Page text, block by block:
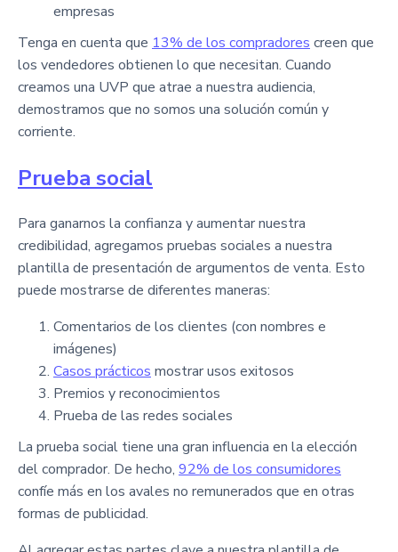
empresas
Tenga en cuenta que 13% de los compradores creen que
los vendedores obtienen lo que necesitan. Cuando
creamos una UVP que atrae a nuestra audiencia,
demostramos que no somos una solución común y
corriente.
Prueba social
Para ganarnos la confianza y aumentar nuestra
credibilidad, agregamos pruebas sociales a nuestra
plantilla de presentación de argumentos de venta. Esto
puede mostrarse de diferentes maneras:
Comentarios de los clientes (con nombres e
imágenes)
Casos prácticos mostrar usos exitosos
Premios y reconocimientos
Prueba de las redes sociales
La prueba social tiene una gran influencia en la elección
del comprador. De hecho, 92% de los consumidores
confíe más en los avales no remunerados que en otras
formas de publicidad.